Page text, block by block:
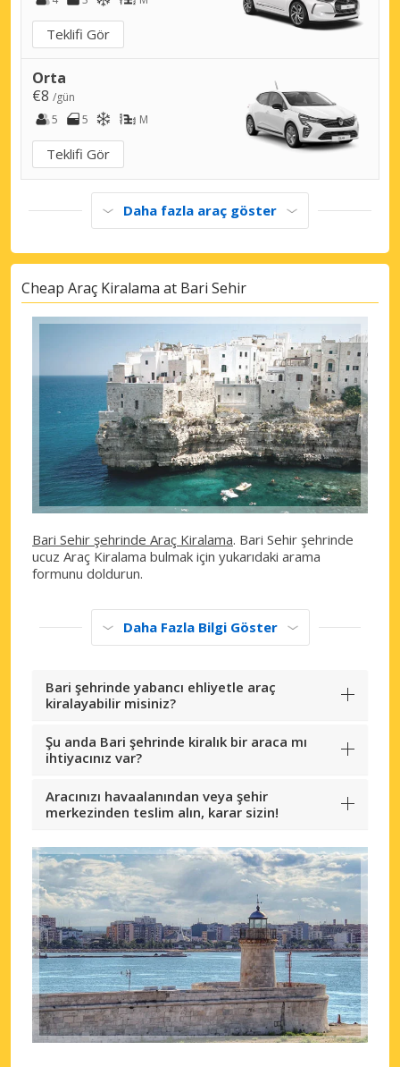
Teklifi Gör
Orta
€8 /gün
5
5 M
Teklifi Gör
Daha fazla araç göster
Cheap Araç Kiralama at Bari Sehir
Bari Sehir şehrinde Araç Kiralama. Bari Sehir şehrinde
ucuz Araç Kiralama bulmak için yukarıdaki arama
formunu doldurun.
Daha Fazla Bilgi Göster
Bari şehrinde yabancı ehliyetle araç
kiralayabilir misiniz?
Şu anda Bari şehrinde kiralık bir araca mı
ihtiyacınız var?
Aracınızı havaalanından veya şehir
merkezinden teslim alın, karar sizin!